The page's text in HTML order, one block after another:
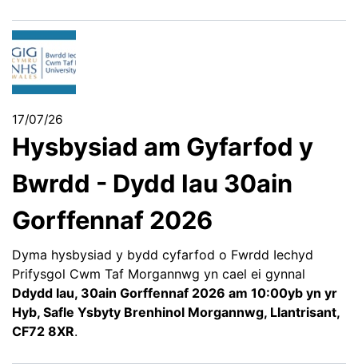
17/07/26
Hysbysiad am Gyfarfod y
Bwrdd - Dydd Iau 30ain
Gorffennaf 2026
Dyma hysbysiad y bydd cyfarfod o Fwrdd Iechyd
Prifysgol Cwm Taf Morgannwg yn cael ei gynnal
Ddydd Iau, 30ain Gorffennaf 2026 am 10:00yb yn yr
Hyb, Safle Ysbyty Brenhinol Morgannwg, Llantrisant,
CF72 8XR.